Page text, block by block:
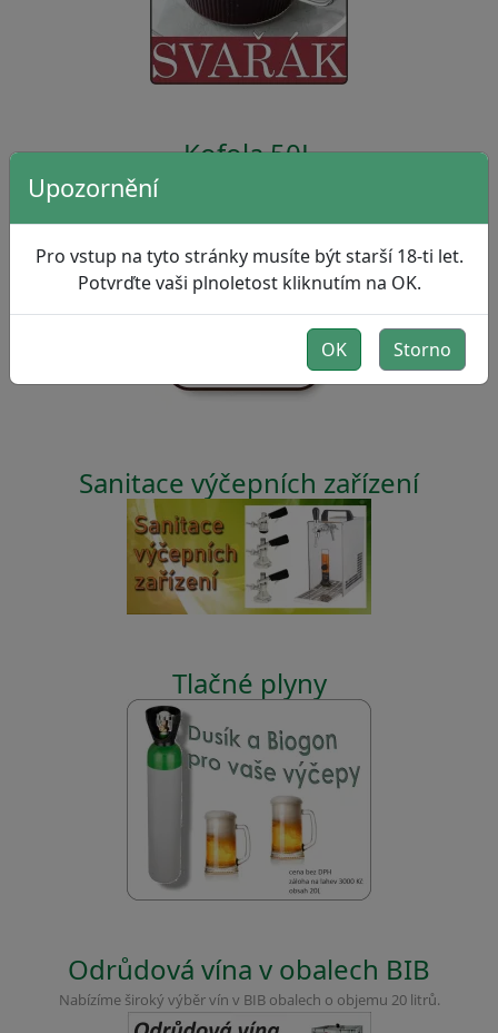
Kofola 50L
Sanitace výčepních zařízení
Tlačné plyny
Odrůdová vína v obalech BIB
Nabízíme široký výběr vín v BIB obalech o objemu 20 litrů.
Upozornění
Pro vstup na tyto stránky musíte být starší 18-ti let.
Potvrďte vaši plnoletost kliknutím na OK.
OK Storno